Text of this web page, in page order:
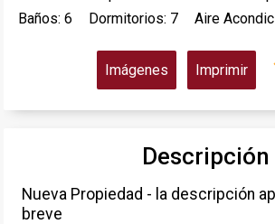
Baños: 6
Dormitorios: 7 Aire
Imágenes Imprimir
Descripción
Nueva Propiedad - la descripción
breve